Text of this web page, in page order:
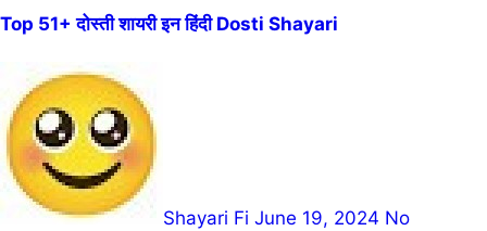
Top 51+ दोस्ती शायरी इन हिंदी Dosti Shayari
Shayari Fi June 19, 2024 No